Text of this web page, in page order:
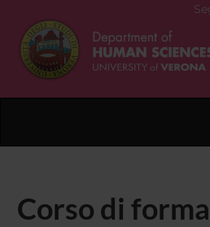
Corso di